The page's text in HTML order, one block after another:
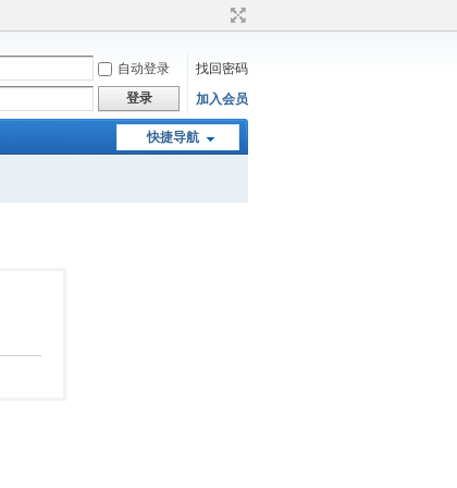
自动登录
找回密码
登录 加入会员
快捷导航